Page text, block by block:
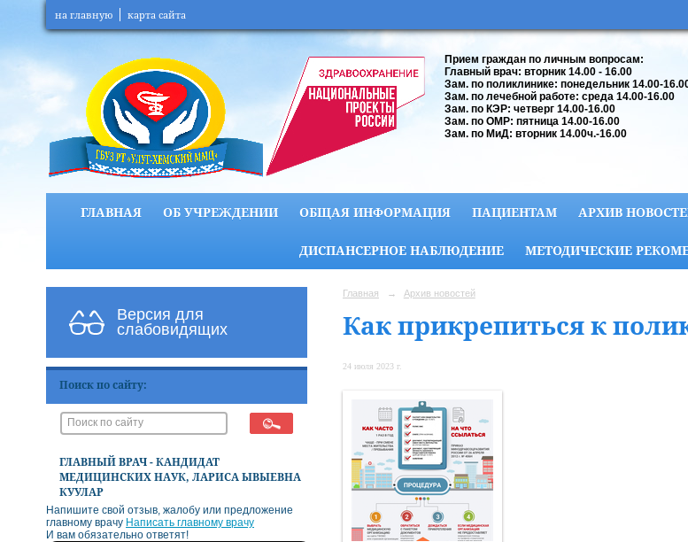
на главную карта сайта
Прием граждан по личным вопросам:
Главный врач: вторник 14.00 - 16.00
Зам. по поликлинике: понедельник 14.00-
Зам. по лечебной работе: среда 14.00-16.00
Зам. по КЭР: четверг 14.00-16.00
Зам. по ОМР: пятница 14.00-16.00
Зам. по МиД: вторник 14.00ч.-16.00
ГЛАВНАЯ ОБ УЧРЕЖДЕНИИ ОБЩАЯ ИНФОРМАЦИЯ ПАЦИЕНТАМ АРХИВ
ДИСПАНСЕРНОЕ НАБЛЮДЕНИЕ МЕТОДИЧЕСКИЕ
Версия для
слабовидящих
Поиск по сайту:
ГЛАВНЫЙ ВРАЧ - КАНДИДАТ
МЕДИЦИНСКИХ НАУК, ЛАРИСА ЫВЫЕВНА
КУУЛАР
Напишите свой отзыв, жалобу или предложение
главному врачу Написать главному врачу
И вам обязательно ответят!
Главная → Архив новостей
Как прикрепиться к
24 июля 2023 г.